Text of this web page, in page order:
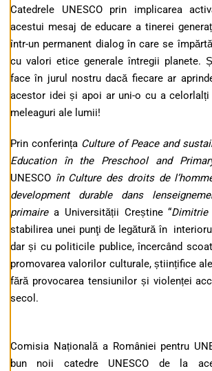
Catedrele UNESCO prin implicarea
acestui mesaj de educare a tinerei
într-un permanent dialog în care se
cu valori etice generale întregii planete.
face în jurul nostru dacă fiecare ar
acestor idei și apoi ar uni-o cu a
meleaguri ale lumii!
Prin conferința Culture of Peace and
Education în the Preschool and
UNESCO în Culture des droits de
development durable dans
primaire a Universității Creștine “Dimitrie
stabilirea unei punţi de legătură în
dar și cu politicile publice, încercând
promovarea valorilor culturale, științifice
fără provocarea tensiunilor și violenței
secol.
Comisia Națională a României pentru
bun noii catedre UNESCO de la